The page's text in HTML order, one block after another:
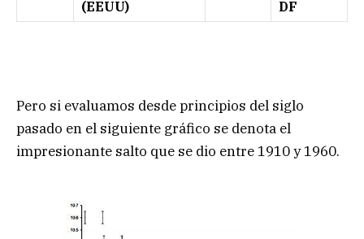
(EEUU)
DF
Pero si evaluamos desde principios del siglo
pasado en el siguiente gráfico se denota el
impresionante salto que se dio entre 1910 y 1960.